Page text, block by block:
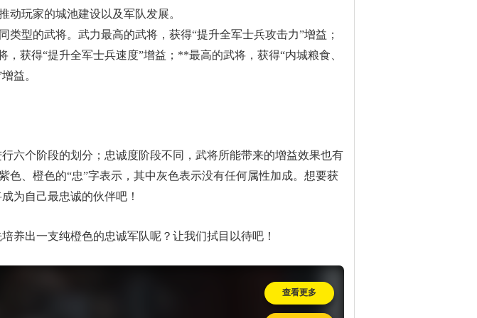
动玩家的城池建设以及军队发展。
型的武将。武力最高的武将，获得“提升全军士兵攻击力”增益；
获得“提升全军士兵速度”增益；**最高的武将，获得“内城粮食、
益。
六个阶段的划分；忠诚度阶段不同，武将所能带来的增益效果也有
、橙色的“忠”字表示，其中灰色表示没有任何属性加成。想要获
为自己最忠诚的伙伴吧！
养出一支纯橙色的忠诚军队呢？让我们拭目以待吧！
查看更多